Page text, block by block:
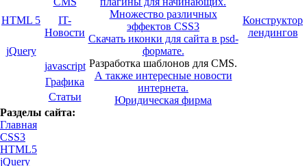
Множество различных
эффектов CSS3
Скачать иконки для сайта в psd-
формате.
Разработка шаблонов для CMS.
А также интересные новости
интернета.
Юридическая фирма
HTML 5
IT-
Новости
Конструктор
лендингов
jQuery
javascript
Графика
Статьи
Разделы сайта:
Главная
CSS3
HTML5
jQuery